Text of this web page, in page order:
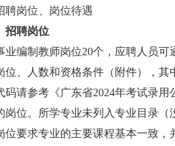
岗位、岗位待遇
招聘岗位
制教师岗位20个，应聘人员可
位、人数和资格条件（附件），其
参考《广东省2024年考试录用
岗位。所学专业未列入专业目录
位要求专业的主要课程基本一致